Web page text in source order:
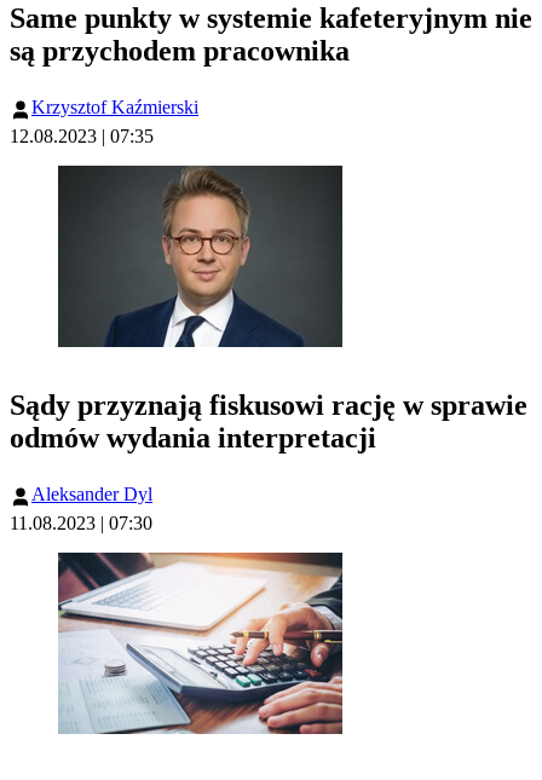
Same punkty w systemie kafeteryjnym nie
są przychodem pracownika
Krzysztof Kaźmierski
12.08.2023 | 07:35
Sądy przyznają fiskusowi rację w sprawie
odmów wydania interpretacji
Aleksander Dyl
11.08.2023 | 07:30